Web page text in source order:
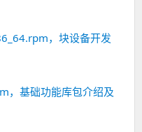
，块设备开发
，基础功能库包介绍及